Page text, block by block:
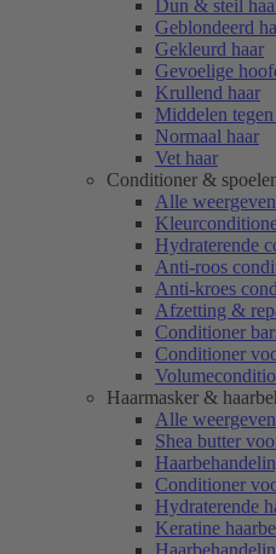
Dun & steil
Geblondeerd
Gekleurd haar
Gevoelige
Krullend haar
Middelen
Normaal haar
Vet haar
Conditioner &
Alle weergeven
Hydraterende
Anti-roos
Anti-kroes
Afzetting &
Conditioner
Conditioner
Haarmasker &
Alle weergeven
Shea butter
Conditioner
Hydraterende
Keratine